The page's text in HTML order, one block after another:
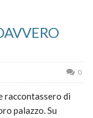
0
raccontassero di
palazzo. Su